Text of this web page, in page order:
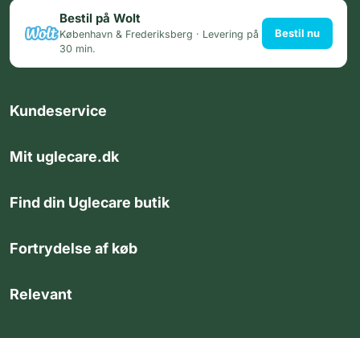
Bestil på Wolt
København & Frederiksberg · Levering på
30 min.
Bestil nu
Kundeservice
Mit uglecare.dk
Find din Uglecare butik
Fortrydelse af køb
Relevant